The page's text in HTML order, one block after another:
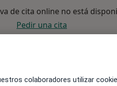
de cita online no está
Pedir una cita
colaboradores utilizar